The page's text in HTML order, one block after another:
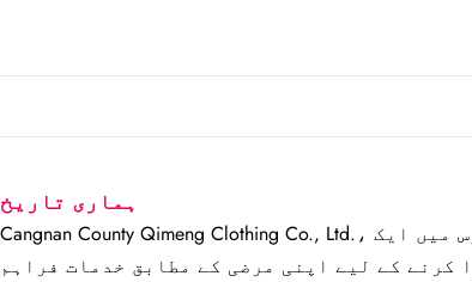
ہماری تاریخ
Cangnan County Qimeng Clothing Co., Ltd.، جو 2012 میں قائم کیا گیا تھا، ٹی شرٹس، پولو شرٹس، ہوڈیز، ورک یونیفارمز اور کیپس کی تحقیق، فروخت اور سروس میں ایک
کے لیے اپنی مرضی کے مطابق خدمات فراہم